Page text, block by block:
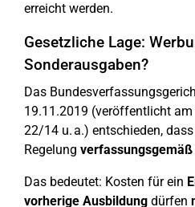
erreicht werden.
Gesetzliche Lage:
Sonderausgaben?
Das
19.11.2019 (veröffentlicht am
22/14 u. a.) entschieden,
Regelung verfassungsgemäß
Das bedeutet: Kosten für ein
vorherige Ausbildung dürfen